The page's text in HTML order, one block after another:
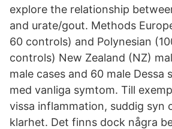
explore the relationship
and urate/gout. Methods
60 controls) and Polynesian
controls) New Zealand (NZ)
male cases and 60 male Dessa
med vanliga symtom. Till
vissa inflammation, suddig syn
klarhet. Det finns dock några